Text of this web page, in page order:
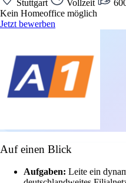
Stuttgart Vollzeit
Kein Homeoffice möglich
Jetzt bewerben
Auf einen Blick
Aufgaben: Leite ein